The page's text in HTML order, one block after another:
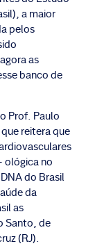
a maior
pelos
as
banco de
Prof. Paulo
reitera que
ológica no
do Brasil
da
as
Santo, de
(RJ).